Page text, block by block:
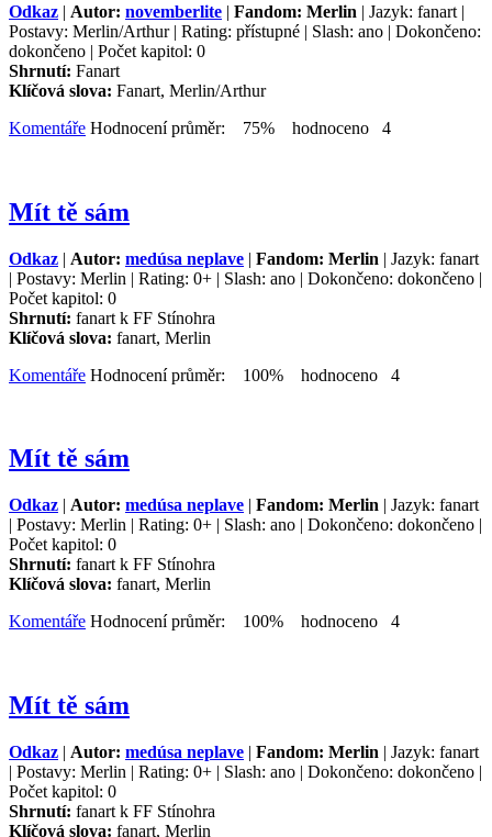
Odkaz | Autor: novemberlite | Fandom: Merlin | Jazyk: fanart |
Postavy: Merlin/Arthur | Rating: přístupné | Slash: ano | Dokončeno:
dokončeno | Počet kapitol: 0
Shrnutí: Fanart
Klíčová slova: Fanart, Merlin/Arthur
Komentáře Hodnocení průměr: 75% hodnoceno 4
Mít tě sám
Odkaz | Autor: medúsa neplave | Fandom: Merlin | Jazyk: fanart
| Postavy: Merlin | Rating: 0+ | Slash: ano | Dokončeno: dokončeno |
Počet kapitol: 0
Shrnutí: fanart k FF Stínohra
Klíčová slova: fanart, Merlin
Komentáře Hodnocení průměr: 100% hodnoceno 4
Mít tě sám
Odkaz | Autor: medúsa neplave | Fandom: Merlin | Jazyk: fanart
| Postavy: Merlin | Rating: 0+ | Slash: ano | Dokončeno: dokončeno |
Počet kapitol: 0
Shrnutí: fanart k FF Stínohra
Klíčová slova: fanart, Merlin
Komentáře Hodnocení průměr: 100% hodnoceno 4
Mít tě sám
Odkaz | Autor: medúsa neplave | Fandom: Merlin | Jazyk: fanart
| Postavy: Merlin | Rating: 0+ | Slash: ano | Dokončeno: dokončeno |
Počet kapitol: 0
Shrnutí: fanart k FF Stínohra
Klíčová slova: fanart, Merlin